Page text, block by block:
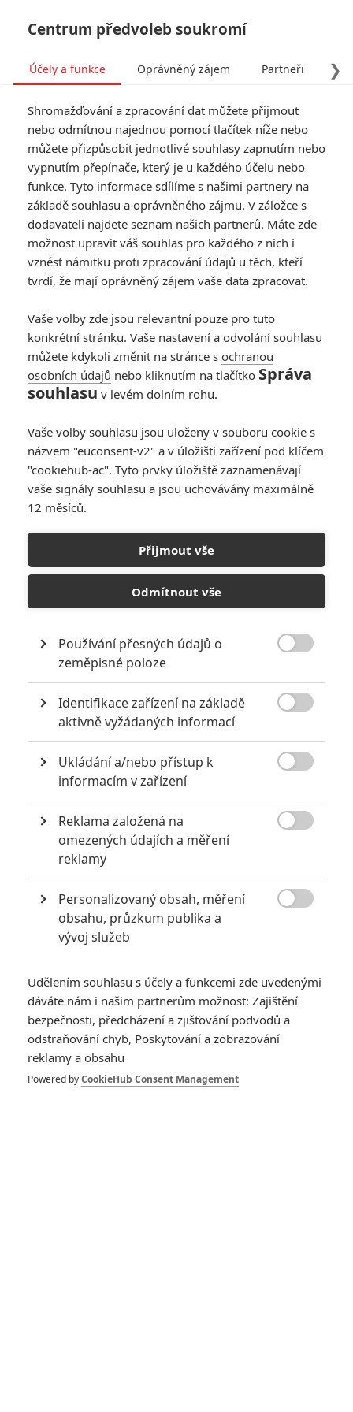
Tag: Aasif Mandvi
ČLÁNKY FILMY(0) OSOBY(0) VIDEA (0)
Million Dollar Arm:
Jon Hamm hraje
baseball
RECENZE FILMŮ
10
Schnirch nebarví hnus českých dějin
narůžovo
5
Recenze: Záhada strašidelného
zámku úroveň štědrovečerních
8 Recenze: Občanská válka
6
Recenze: Godzilla x Kong: Nové
impérium
8 Recenze: Opičí muž
POSLEDNÍ KOMENTOVANÉ
3ČLÁNEK | 01.08.2026 16:40
Marvel nečekaně zrušil již schválené pokračování
1 ČLÁNEK | 30.07.2026 20:14
Děti krve a kostí: Regulérní trailer představuje akční fantasy
dobrodružství s vůní Afriky
1ČLÁNEK | 30.07.2026 12:31
Spider-Man: Zbrusu nový den – Podle recenzí máme čekat
překvapivě emotivní a osobní film
Centrum předvoleb soukromí
❯
Účely a funkce Oprávněný zájem Partneři
Shromažďování a zpracování dat můžete přijmout
nebo odmítnou najednou pomocí tlačítek níže nebo
můžete přizpůsobit jednotlivé souhlasy zapnutím nebo
vypnutím přepínače, který je u každého účelu nebo
funkce. Tyto informace sdílíme s našimi partnery na
základě souhlasu a oprávněného zájmu. V záložce s
dodavateli najdete seznam našich partnerů. Máte zde
možnost upravit váš souhlas pro každého z nich i
vznést námitku proti zpracování údajů u těch, kteří
tvrdí, že mají oprávněný zájem vaše data zpracovat.
Vaše volby zde jsou relevantní pouze pro tuto
konkrétní stránku. Vaše nastavení a odvolání souhlasu
můžete kdykoli změnit na stránce s ochranou
osobních údajů nebo kliknutím na tlačítko Správa
souhlasu v levém dolním rohu.
Vaše volby souhlasu jsou uloženy v souboru cookie s
názvem "euconsent-v2" a v úložišti zařízení pod klíčem
"cookiehub-ac". Tyto prvky úložiště zaznamenávají
vaše signály souhlasu a jsou uchovávány maximálně
12 měsíců.
Přijmout vše
Odmítnout vše
Používání přesných údajů o
zeměpisné poloze
Identifikace zařízení na základě
aktivně vyžádaných informací
Ukládání a/nebo přístup k
informacím v zařízení
Reklama založená na
omezených údajích a měření
reklamy
Personalizovaný obsah, měření
obsahu, průzkum publika a
vývoj služeb
Udělením souhlasu s účely a funkcemi zde uvedenými
dáváte nám i našim partnerům možnost: Zajištění
bezpečnosti, předcházení a zjišťování podvodů a
odstraňování chyb, Poskytování a zobrazování
reklamy a obsahu
Powered byCookieHub Consent Management